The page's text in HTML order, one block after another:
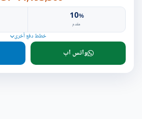
10%
مقدم
خطط دفع أخرى
واتس اب